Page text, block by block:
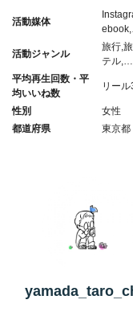
活動媒体
活動ジャンル
旅行,
テル,…
平均再生回数・平
均いいね数
リー
性別
女性
都道府県
東京都